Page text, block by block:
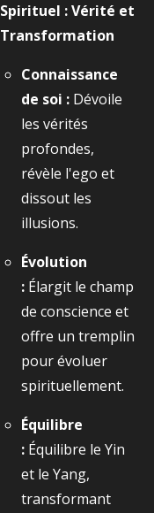
Spirituel : Vérité et
Transformation
Connaissance
de soi : Dévoile
les vérités
profondes,
révèle l'ego et
dissout les
illusions.
Évolution
: Élargit le champ
de conscience et
offre un tremplin
pour évoluer
spirituellement.
Équilibre
: Équilibre le Yin
et le Yang,
transformant